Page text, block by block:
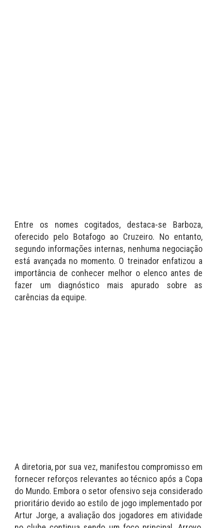
Entre os nomes cogitados, destaca-se Barboza,
oferecido pelo Botafogo ao Cruzeiro. No entanto,
segundo informações internas, nenhuma negociação
está avançada no momento. O treinador enfatizou a
importância de conhecer melhor o elenco antes de
fazer um diagnóstico mais apurado sobre as
carências da equipe.
A diretoria, por sua vez, manifestou compromisso em
fornecer reforços relevantes ao técnico após a Copa
do Mundo. Embora o setor ofensivo seja considerado
prioritário devido ao estilo de jogo implementado por
Artur Jorge, a avaliação dos jogadores em atividade